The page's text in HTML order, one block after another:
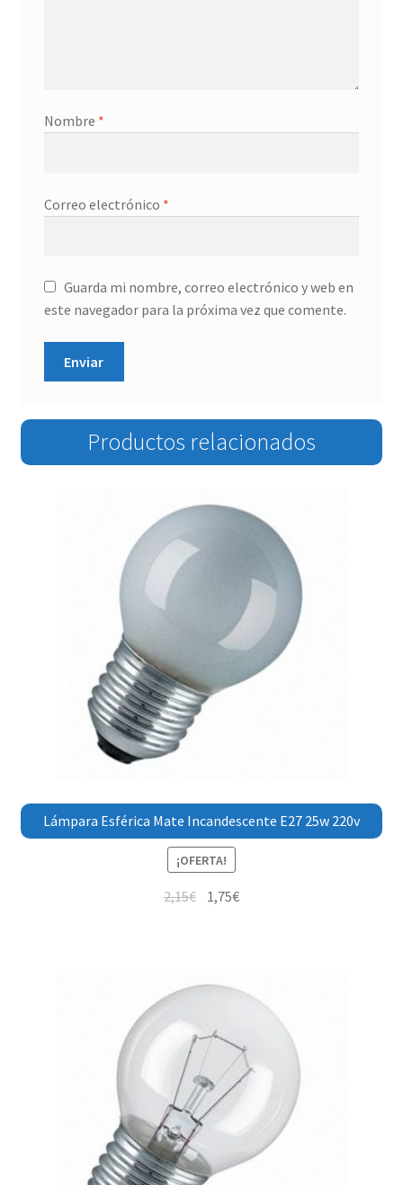
Nombre *
Correo electrónico *
Guarda mi nombre, correo electrónico y web en
este navegador para la próxima vez que comente.
Productos relacionados
Lámpara Esférica Mate Incandescente E27 25w 220v
¡OFERTA!
2,15€ 1,75€